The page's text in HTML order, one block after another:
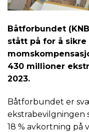
Båtforbundet
stått på for å
430 millioner
2023.
Båtforbundet er
ekstrabevilgningen
18 % avkortning på